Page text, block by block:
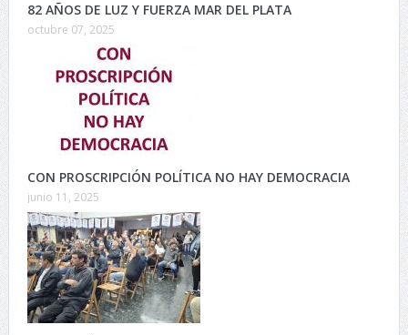
82 AÑOS DE LUZ Y FUERZA MAR DEL PLATA
octubre 07, 2025
CON PROSCRIPCIÓN POLÍTICA NO HAY DEMOCRACIA
junio 11, 2025